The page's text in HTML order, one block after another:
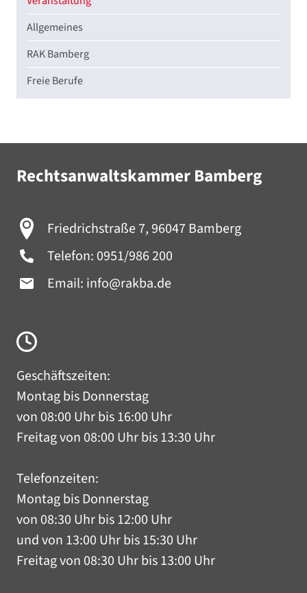
Allgemeines
RAK Bamberg
Freie Berufe
Rechtsanwaltskammer Bamberg
Friedrichstraße 7, 96047 Bamberg
Telefon: 0951/986 200
Email: info@rakba.de
Geschäftszeiten:
Montag bis Donnerstag
von 08:00 Uhr bis 16:00 Uhr
Freitag von 08:00 Uhr bis 13:30 Uhr
Telefonzeiten:
Montag bis Donnerstag
von 08:30 Uhr bis 12:00 Uhr
und von 13:00 Uhr bis 15:30 Uhr
Freitag von 08:30 Uhr bis 13:00 Uhr